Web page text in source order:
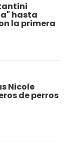
hasta
la primera
Nicole
de perros